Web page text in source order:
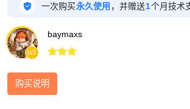
 一次购买永久使用 ，并赠送1个月技术
lv3
baymaxs

购买说明